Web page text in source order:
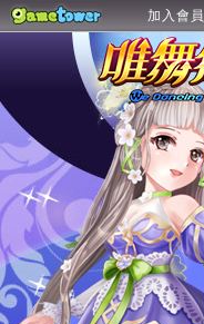
加入會員